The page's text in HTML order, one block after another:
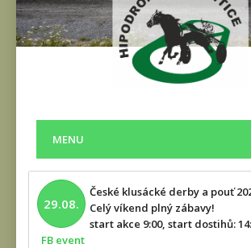
MENU
29.08.
České klusácké derby a pouť
Celý víkend plný zábavy!
start akce 9:00, start dostihů:
FB event